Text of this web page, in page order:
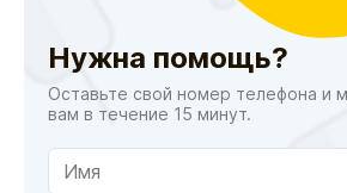
Нужна помощь?
Оставьте свой номер телефона и
вам в течение 15 минут.